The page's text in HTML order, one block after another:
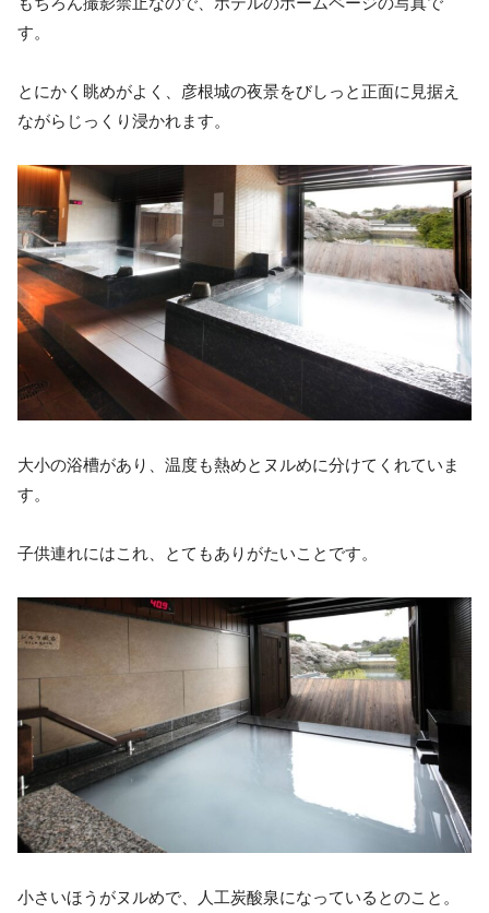
す。
とにかく眺めがよく、彦根城の夜景をびしっと正面に見据え
ながらじっくり浸かれます。
大小の浴槽があり、温度も熱めとヌルめに分けてくれていま
す。
子供連れにはこれ、とてもありがたいことです。
小さいほうがヌルめで、人工炭酸泉になっているとのこと。